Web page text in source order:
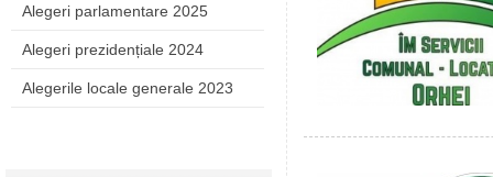
Alegeri parlamentare 2025
Alegeri prezidențiale 2024
Alegerile locale generale 2023